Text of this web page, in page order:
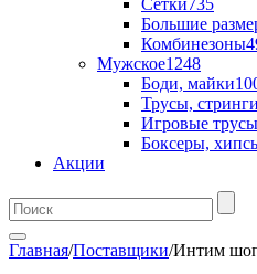
Сетки735
Большие
Комбинезоны
Мужское1248
Боди, майки
Трусы, стринги
Игровые
Боксеры,
Акции
Главная/Поставщики/Интим